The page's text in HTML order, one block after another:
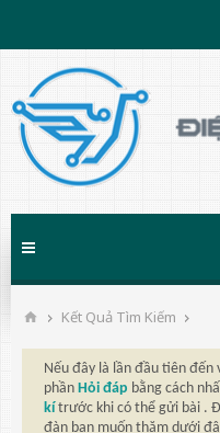
Kết Quả Tìm Kiếm
Nếu đây là lần đầu tiên
phần Hỏi đáp bằng cách
kí trước khi có thể gửi bài .
đàn bạn muốn thăm dưới